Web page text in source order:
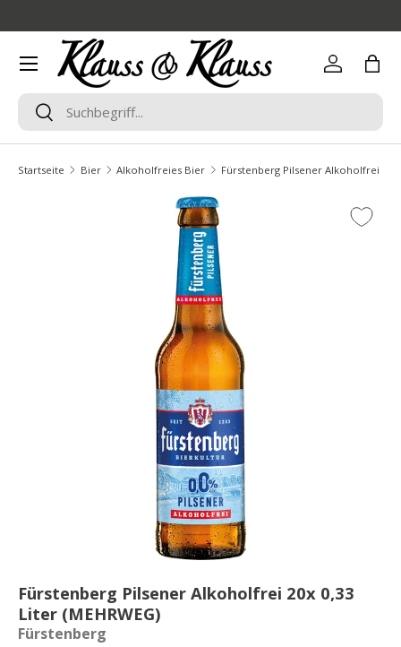
Direkt zum Inhalt
Suchen
Suchen
Einloggen
Menü
Startseite Bier Alkoholfreies Bier Fürstenberg Pilsener Alkoholfrei 20x
Fürstenberg Pilsener Alkoholfrei 20x 0,33
Liter (MEHRWEG)
Fürstenberg